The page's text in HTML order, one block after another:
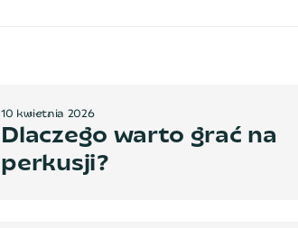
10 kwietnia 2026
Dlaczego warto grać na
perkusji?